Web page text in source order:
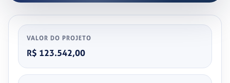
VALOR DO PROJETO
R$ 123.542,00